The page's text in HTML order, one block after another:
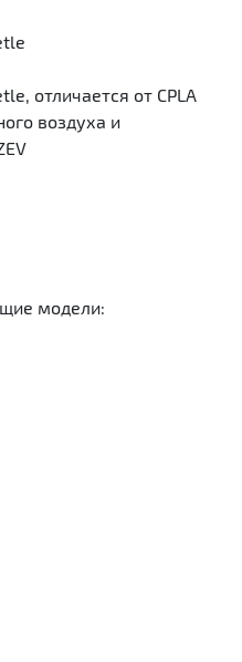
отличается от CPLA
воздуха и
модели: